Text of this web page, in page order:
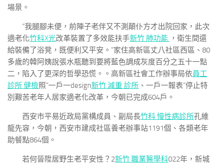
場景。
“我腿腳未便，前陣子老伴又不測顛仆方才出院回家，此次
適老化竹科X光改革裝置了多效能扶手新竹 肺功能 ，衛生間還
給裝備了浴凳，既便利又平安。”家住高新區丈八社區西區、80
多歲的韓阿姨說張水瓶聽到要將藍色調成灰度百分之五十一點
二，陷入了更深的哲學恐慌。。高新區社會工作辦事局依員工
診所 健檢照“一戶一design新竹 減重 診所 、一戶一報表”停止特
別艱苦老年人居家適老化改革，今朝已完成604戶。
西安市平易近政局黨構成員、副局長竹科 慢性病診所孔維
龍先容，今朝，西安市建成社區養老辦事站1191個、各類老年
助餐點864個。
若何晉陞居野生老平安性？2新竹 職業醫學科022年，新城